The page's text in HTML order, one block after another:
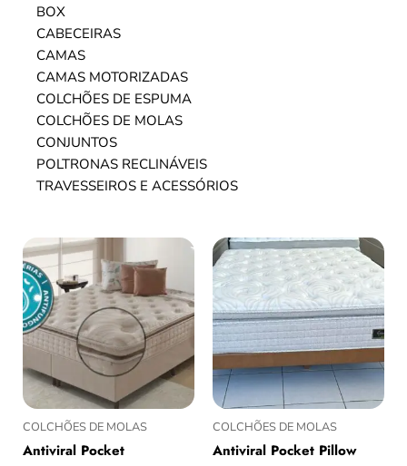
BOX
CABECEIRAS
CAMAS
CAMAS MOTORIZADAS
COLCHÕES DE ESPUMA
COLCHÕES DE MOLAS
CONJUNTOS
POLTRONAS RECLINÁVEIS
TRAVESSEIROS E ACESSÓRIOS
COLCHÕES DE MOLAS
Antiviral Pocket
COLCHÕES DE MOLAS
Antiviral Pocket Pillow